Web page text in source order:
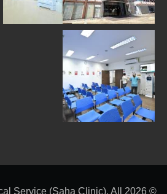
Service (Saha Clinic). All